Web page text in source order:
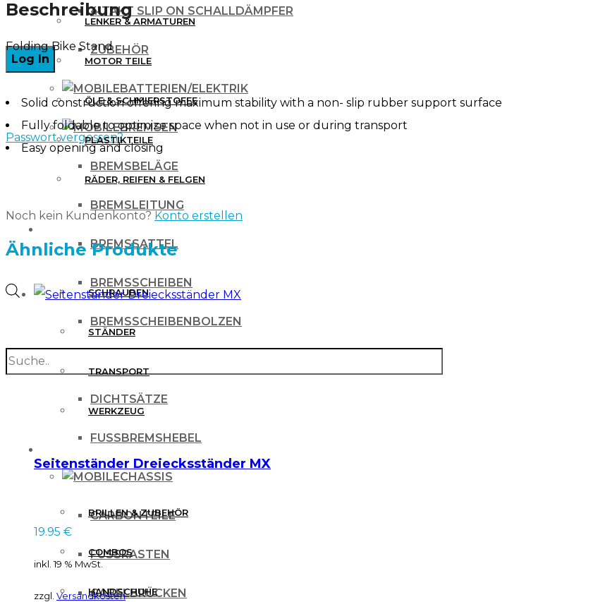
4 TAKT SLIP ON SCHALLDÄMPFER
ZUBEHÖR
BATTERIEN/ELEKTRIK
BREMSEN
BREMSBELÄGE
BREMSLEITUNG
BREMSSATTEL
BREMSSCHEIBEN
BREMSSCHEIBENBOLZEN
DICHTSÄTZE
FUSSBREMSHEBEL
CHASSIS
CARBONTEILE
FUSSRASTEN
GABELBRÜCKEN
Passwort vergessen?
Noch kein Kundenkonto? Konto erstellen
Products
search
LENKER & ARMATUREN
MOTOR TEILE
ÖLE & SCHMIERSTOFFE
PLASTIKTEILE
RÄDER, REIFEN & FELGEN
SCHRAUBEN
STÄNDER
TRANSPORT
WERKZEUG
BRILLEN & ZUBEHÖR
COMBOS
HANDSCHUHE
Beschreibung
Folding Bike Stand
Solid construction offering maximum stability with a non- slip rubber support surface
Fully foldable to optimize space when not in use or during transport
Easy opening and closing
Ähnliche Produkte
Seitenständer Dreiecksständer MX
19.95 €
inkl. 19 % MwSt.
zzgl. Versandkosten